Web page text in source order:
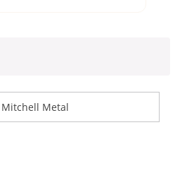
Mitchell Metal